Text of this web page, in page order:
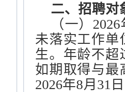
二、招聘对
（一）
未落实工作单
生。年龄不超
如期取得与最
2026年8月31